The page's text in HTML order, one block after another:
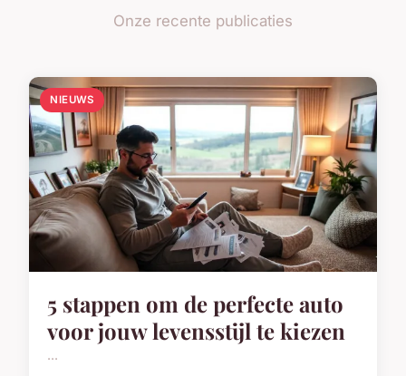
Onze recente publicaties
NIEUWS
5 stappen om de perfecte auto
voor jouw levensstijl te kiezen
...